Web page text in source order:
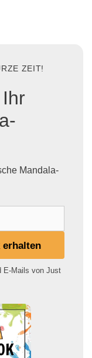
ZEIT!
Mandala-
erhalten
E-Mails von Just